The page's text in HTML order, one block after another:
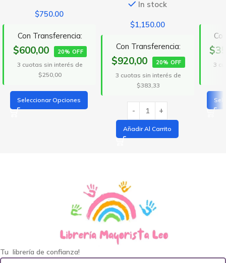
$750.00
Con Transferencia:
$600,00 20% OFF
3 cuotas sin interés de
$250,00
Seleccionar Opciones
In stock
$1,150.00
Con Transferencia:
$920,00 20% OFF
3 cuotas sin interés de
$383,33
Añadir Al Carrito
3
Tu librería de confianza!